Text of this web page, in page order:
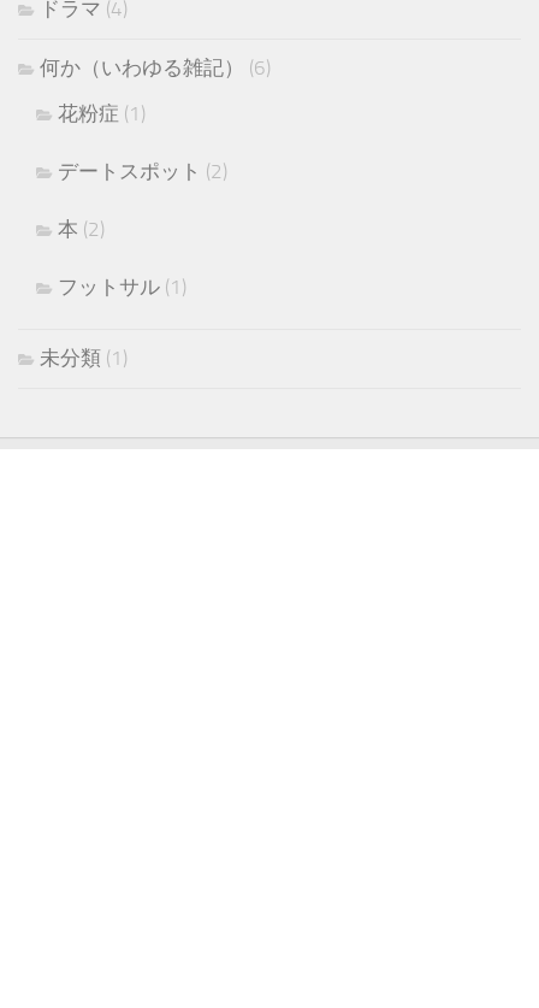
ドラマ (4)
何か（いわゆる雑記）
(6)
花粉症 (1)
デートスポット (2)
本 (2)
フットサル (1)
未分類 (1)